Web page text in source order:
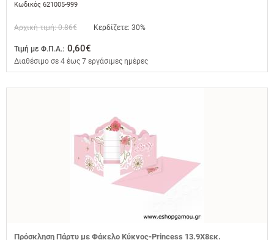
Κωδικός 621005-999
Αρχική τιμή: 0.86€ Κερδίζετε: 30%
Τιμή με Φ.Π.Α.: 0,60€
Διαθέσιμο σε 4 έως 7 εργάσιμες ημέρες
Πρόσκληση Πάρτυ με Φάκελο Κύκνος-Princess 13.9Χ8εκ.